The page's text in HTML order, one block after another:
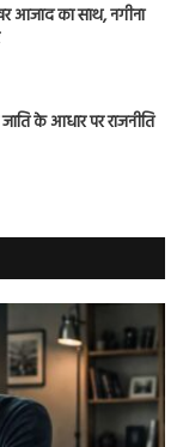
आजाद का साथ, नगीना
के आधार पर राजनीति